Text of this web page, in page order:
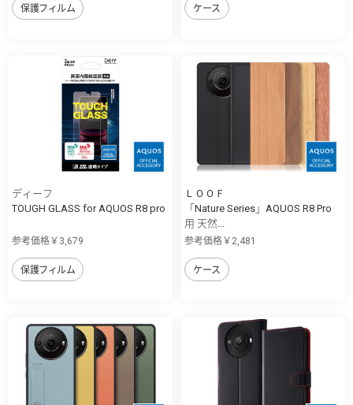
保護フィルム ケース
ディーフ
TOUGH GLASS for AQUOS R8 pro
参考価格￥3,679
保護フィルム
ＬＯＯＦ
「Nature Series」AQUOS R8 Pro
用 天然...
参考価格￥2,481
ケース